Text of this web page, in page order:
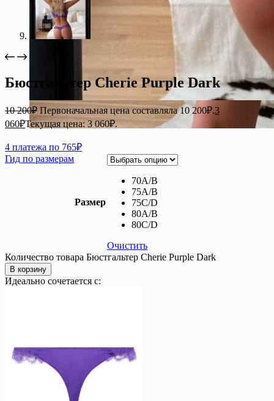
Бюстгальтер Cherie Purple Dark
10 200₽ Первоначальная цена составляла 10 200₽.3
060₽Текущая цена: 3 060₽.
4 платежа по 765₽
Гид по размерам
Размер
70A/B
75A/B
75C/D
80A/B
80C/D
Очистить
Количество товара Бюстгальтер Cherie Purple Dark
В корзину
Идеально сочетается с: